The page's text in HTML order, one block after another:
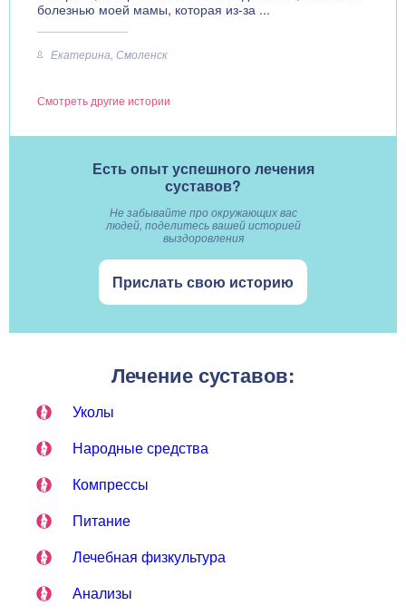
болезнью моей мамы, которая из-за ...
Екатерина, Смоленск
Смотреть другие истории
Есть опыт успешного лечения
суставов?
Не забывайте про окружающих вас
людей, поделитесь вашей историей
выздоровления
Прислать свою историю
Лечение суставов:
Уколы
Народные средства
Компрессы
Питание
Лечебная физкультура
Анализы